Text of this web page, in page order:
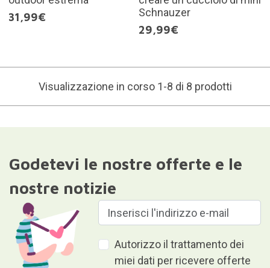
31,99€
Schnauzer
29,99€
Visualizzazione in corso 1-8 di 8 prodotti
Godetevi le nostre offerte e le
nostre notizie
Autorizzo il trattamento dei
miei dati per ricevere offerte